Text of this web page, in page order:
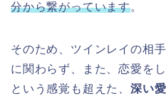
分から繋がっています。
そのため、ツインレイの相
に関わらず、また、恋愛を
という感覚も超えた、 深い